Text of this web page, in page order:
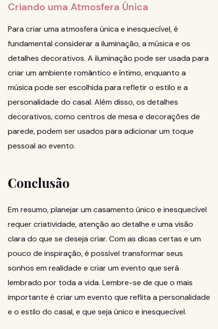
Criando uma Atmosfera Única
Para criar uma atmosfera única e inesquecível, é
fundamental considerar a iluminação, a música e os
detalhes decorativos. A iluminação pode ser usada para
criar um ambiente romântico e íntimo, enquanto a
música pode ser escolhida para refletir o estilo e a
personalidade do casal. Além disso, os detalhes
decorativos, como centros de mesa e decorações de
parede, podem ser usados para adicionar um toque
pessoal ao evento.
Conclusão
Em resumo, planejar um casamento único e inesquecível
requer criatividade, atenção ao detalhe e uma visão
clara do que se deseja criar. Com as dicas certas e um
pouco de inspiração, é possível transformar seus
sonhos em realidade e criar um evento que será
lembrado por toda a vida. Lembre-se de que o mais
importante é criar um evento que reflita a personalidade
e o estilo do casal, e que seja único e inesquecível.